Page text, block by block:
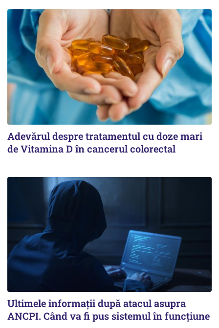
Adevărul despre tratamentul cu doze mari
de Vitamina D în cancerul colorectal
Ultimele informații după atacul asupra
ANCPI. Când va fi pus sistemul în funcțiune